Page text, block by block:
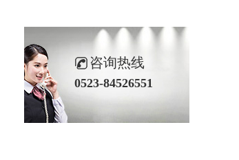
咨询热线
0523-84526551